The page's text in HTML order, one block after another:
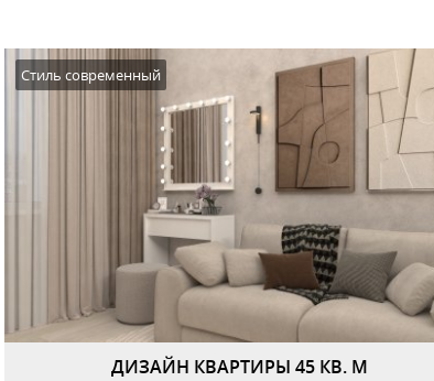
ДИЗАЙН КВАРТИРЫ 45 КВ. М
Стиль современный